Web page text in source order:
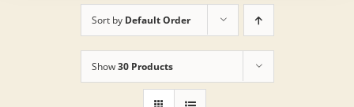
Sort by Default Order
Show30 Products